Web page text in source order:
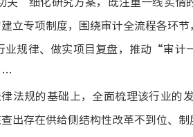
立专项制度，围绕审计全流程各环
规律、做实项目复盘，推动“审
法规的基础上，全面梳理该行业的
出存在供给侧结构性改革不到位、